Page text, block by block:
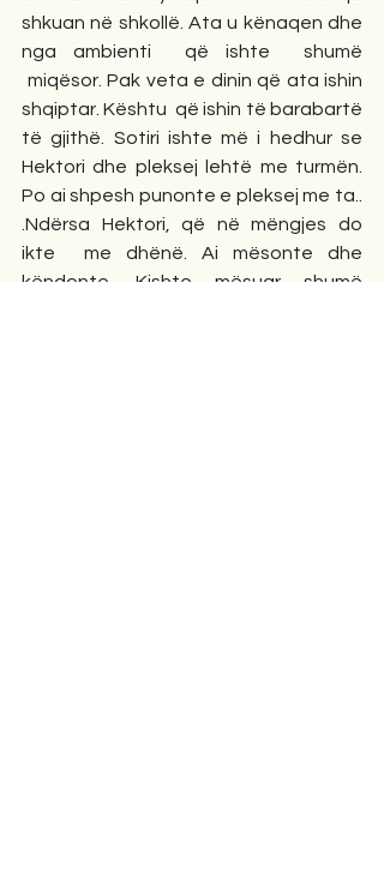
shkuan në shkollë. Ata u kënaqen dhe
nga ambienti  që ishte  shumë
miqësor. Pak veta e dinin që ata ishin
shqiptar. Kështu  që ishin të barabartë
të gjithë. Sotiri ishte më i hedhur se
Hektori dhe pleksej lehtë me turmën.
Po ai shpesh punonte e pleksej me ta..
.Ndërsa Hektori, që në mëngjes do
ikte  me dhënë. Ai mësonte dhe
këndonte. Kishte mësuar shumë